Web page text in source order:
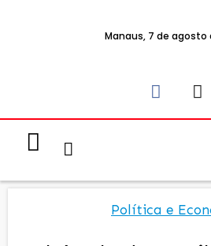
Manaus, 7 de agosto
Política e